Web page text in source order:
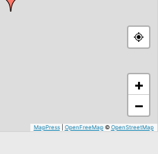
+
−
MapPress OpenFreeMap© OpenStreetMap